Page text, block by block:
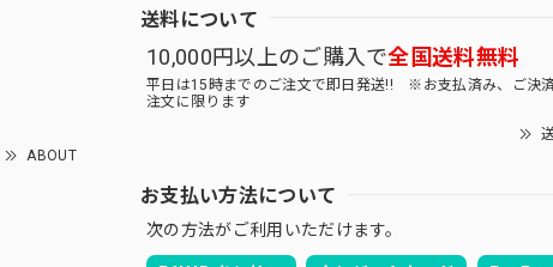
ABOUT
送料について
10,000円以上のご購入で全国送料無料
平日は15時までのご注文で即日発送!! ※お支払済み、ご決
注文に限ります
お支払い方法について
次の方法がご利用いただけます。